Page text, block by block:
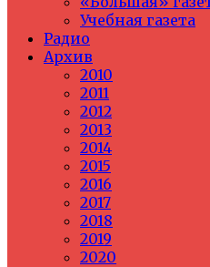
Учебная газета
Радио
Архив
2010
2011
2012
2013
2014
2015
2016
2017
2018
2019
2020